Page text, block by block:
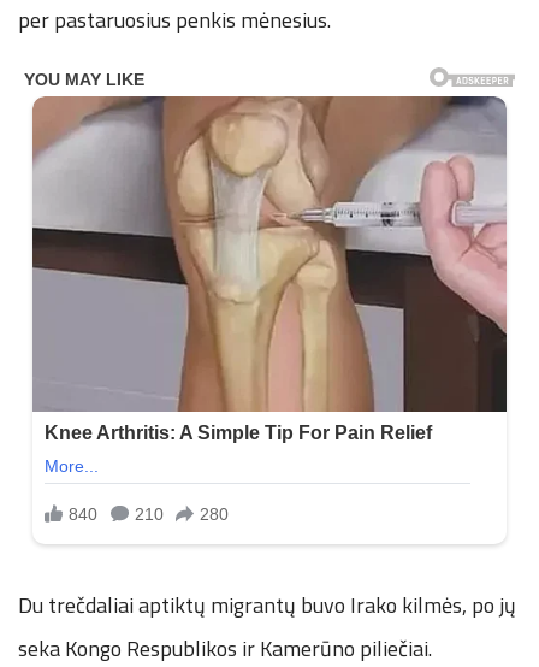
per pastaruosius penkis mėnesius.
Du trečdaliai aptiktų migrantų buvo Irako kilmės, po jų
seka Kongo Respublikos ir Kamerūno piliečiai.